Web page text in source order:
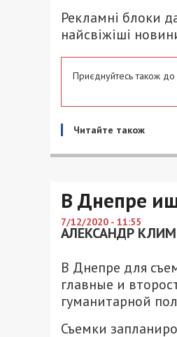
Рекламні блоки
найсвіжіші
Приєднуйтесь також
Читайте також
В Днепре
7/12/2020 - 11:55
АЛЕКСАНДР
В Днепре для
главные и
гуманитарной
Съемки